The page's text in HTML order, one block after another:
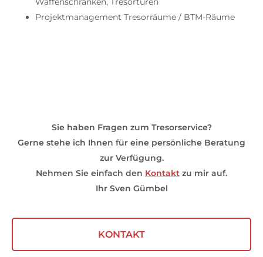
Projektmanagement Tresorräume / BTM-Räume
Sie haben Fragen zum Tresorservice?
Gerne stehe ich Ihnen für eine persönliche Beratung
zur Verfügung.
Nehmen Sie einfach den Kontakt zu mir auf.
Ihr Sven Gümbel
KONTAKT